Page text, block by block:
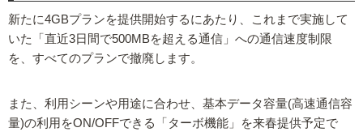
新たに4GBプランを提供開始するにあたり、これまで実施して
いた「直近3日間で500MBを超える通信」への通信速度制限
を、すべてのプランで撤廃します。
また、利用シーンや用途に合わせ、基本データ容量(高速通信容
量)の利用をON/OFFできる「ターボ機能」を来春提供予定で